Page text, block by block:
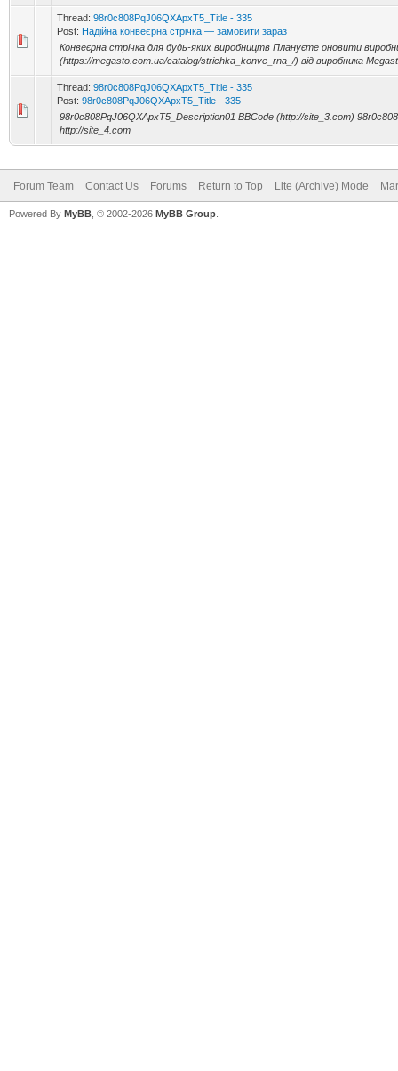
Thread: 98r0c808PqJ06QXApxT5_Title - 335
Post: Надійна конвеєрна стрічка — замовити зараз
Конвеєрна стрічка для будь-яких виробництв Плануєте оновити
(https://megasto.com.ua/catalog/strichka_konve_rna_/) від виробника
Thread: 98r0c808PqJ06QXApxT5_Title - 335
Post: 98r0c808PqJ06QXApxT5_Title - 335
98r0c808PqJ06QXApxT5_Description01 BBCode (http://site_3.com)
http://site_4.com
Forum Team Contact Us Forums Return to Top Lite (Archive) Mode
Powered By MyBB , © 2002-2026 MyBB Group